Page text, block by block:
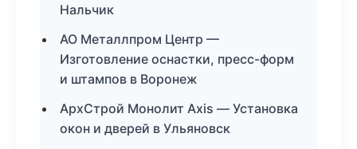
Нальчик
АО Металлпром Центр —
Изготовление оснастки, пресс-форм
и штампов в Воронеж
АрхСтрой Монолит Axis — Установка
окон и дверей в Ульяновск